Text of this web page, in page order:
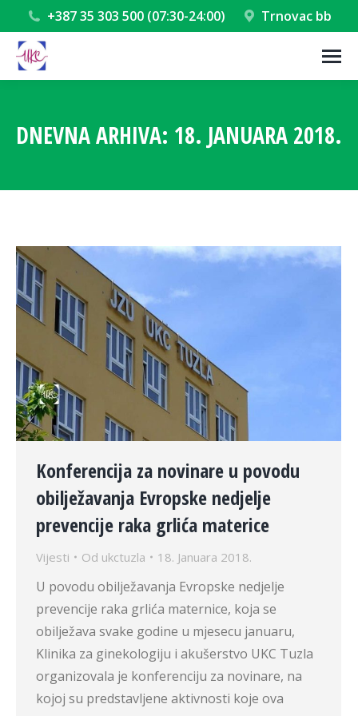
+387 35 303 500 (07:30-24:00) Trnovac bb
DNEVNA ARHIVA: 18. JANUARA 2018.
Konferencija za novinare u povodu
obilježavanja Evropske nedjelje
prevencije raka grlića materice
Vijesti Od ukctuzla 18. Januara 2018.
U povodu obilježavanja Evropske nedjelje
prevencije raka grlića maternice, koja se
obilježava svake godine u mjesecu januaru,
Klinika za ginekologiju i akušerstvo UKC Tuzla
organizovala je konferenciju za novinare, na
kojoj su predstavljene aktivnosti koje ova